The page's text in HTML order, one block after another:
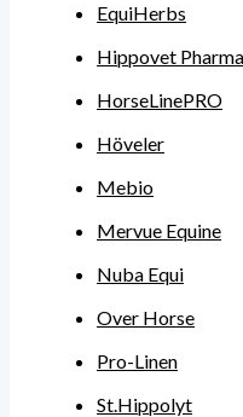
EquiHerbs
Hippovet
HorseLinePRO
Höveler
Mebio
Mervue Equine
Nuba Equi
Over Horse
Pro-Linen
St.Hippolyt